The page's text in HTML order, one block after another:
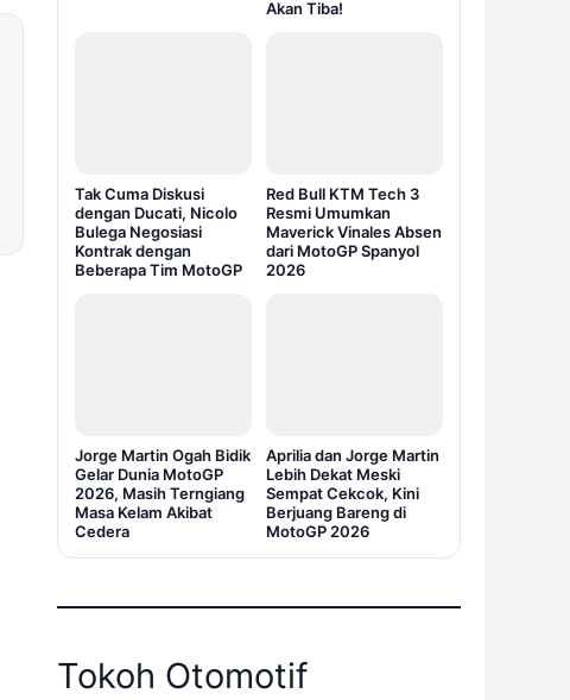
Akan Tiba!
Tak Cuma Diskusi
dengan Ducati, Nicolo
Bulega Negosiasi
Kontrak dengan
Beberapa Tim MotoGP
Red Bull KTM Tech 3
Resmi Umumkan
Maverick Vinales Absen
dari MotoGP Spanyol
2026
Jorge Martin Ogah Bidik
Gelar Dunia MotoGP
2026, Masih Terngiang
Masa Kelam Akibat
Cedera
Aprilia dan Jorge Martin
Lebih Dekat Meski
Sempat Cekcok, Kini
Berjuang Bareng di
MotoGP 2026
Tokoh Otomotif